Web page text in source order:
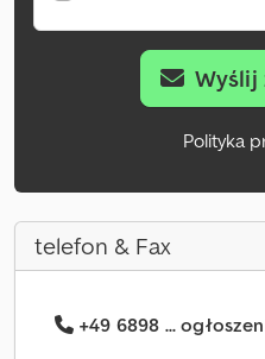
Polityka
telefon & Fax
+49 6898 ...